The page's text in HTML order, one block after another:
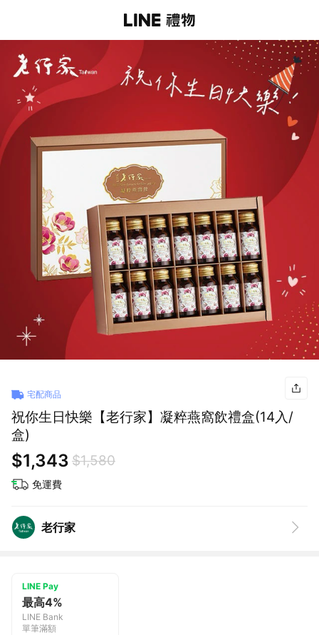
宅配商品
祝你生日快樂【老行家】凝粹燕窩飲禮盒(14入/
盒)
$1,343 $1,580
免運費
老行家
LINE Pay
最高4%
LINE Bank
單筆滿額